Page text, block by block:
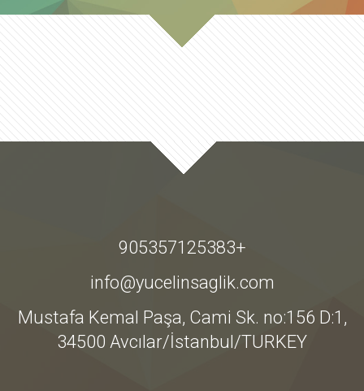
+905357125383
info@yucelinsaglik.com
Mustafa Kemal Paşa, Cami Sk. no:156 D:1,
34500 Avcılar/İstanbul/TURKEY